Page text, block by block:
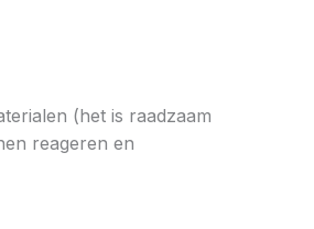
(het is raadzaam
reageren en